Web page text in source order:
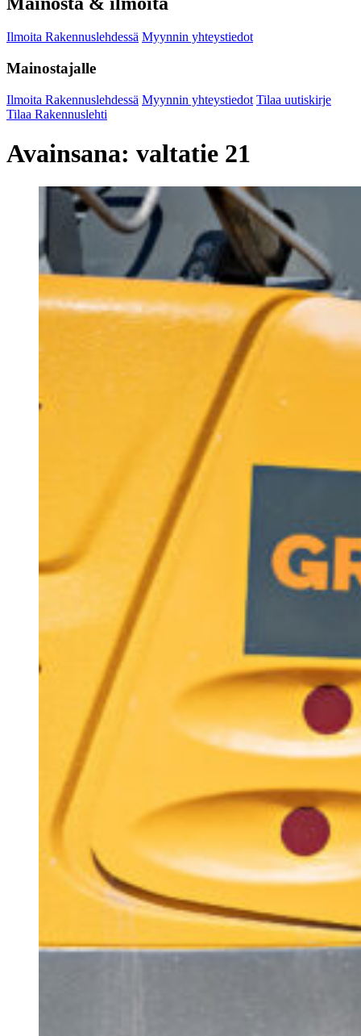
Ilmoita Rakennuslehdessä Myynnin yhteystiedot
Mainostajalle
Ilmoita Rakennuslehdessä Myynnin yhteystiedot Tilaa uutiskirje
Tilaa Rakennuslehti
Avainsana: valtatie 21